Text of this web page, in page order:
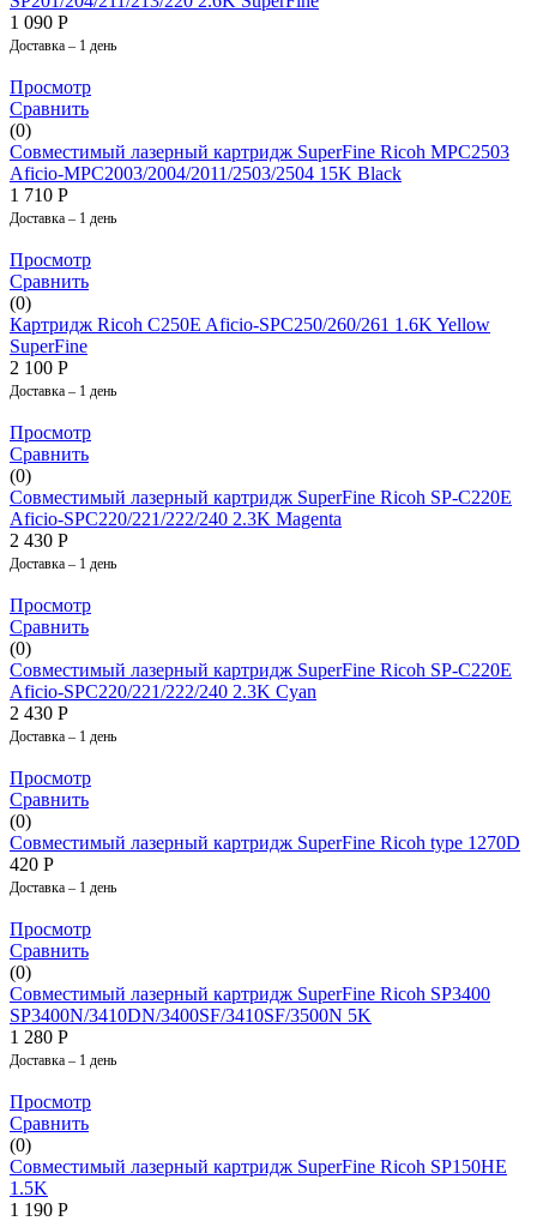
1 090 Р
Доставка – 1 день
Просмотр
Сравнить
(0)
Совместимый лазерный картридж SuperFine Ricoh MPC2503
Aficio-MPC2003/2004/2011/2503/2504 15K Black
1 710 Р
Доставка – 1 день
Просмотр
Сравнить
(0)
Картридж Ricoh C250E Aficio-SPC250/260/261 1.6K Yellow
SuperFine
2 100 Р
Доставка – 1 день
Просмотр
Сравнить
(0)
Совместимый лазерный картридж SuperFine Ricoh SP-C220E
Aficio-SPC220/221/222/240 2.3K Magenta
2 430 Р
Доставка – 1 день
Просмотр
Сравнить
(0)
Совместимый лазерный картридж SuperFine Ricoh SP-C220E
Aficio-SPC220/221/222/240 2.3K Cyan
2 430 Р
Доставка – 1 день
Просмотр
Сравнить
(0)
Совместимый лазерный картридж SuperFine Ricoh type 1270D
420 Р
Доставка – 1 день
Просмотр
Сравнить
(0)
Совместимый лазерный картридж SuperFine Ricoh SP3400
SP3400N/3410DN/3400SF/3410SF/3500N 5K
1 280 Р
Доставка – 1 день
Просмотр
Сравнить
(0)
Совместимый лазерный картридж SuperFine Ricoh SP150HE
1.5K
1 190 Р